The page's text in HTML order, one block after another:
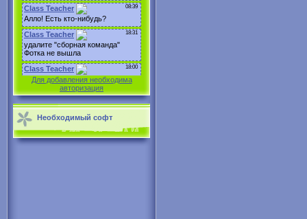
Для добавления необходима
авторизация
Необходимый софт